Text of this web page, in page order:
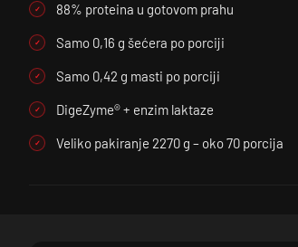
88% proteina u gotovom prahu
Samo 0,16 g šećera po porciji
Samo 0,42 g masti po porciji
DigeZyme® + enzim laktaze
Veliko pakiranje 2270 g – oko 70 porcija